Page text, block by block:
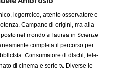
logorroico, attento osservatore e
Campano di origini, ma alla
nel mondo si laurea in Scienze
completa il percorso per
Consumatore di dischi, tele-
di cinema e serie tv. Diverse le